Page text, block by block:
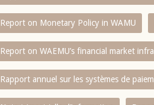
Report on Monetary Policy in WAMU
Report on WAEMU’s financial market
Rapport annuel sur les systèmes de